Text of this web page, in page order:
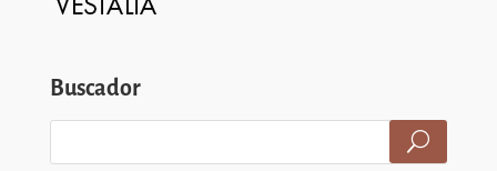
Buscador